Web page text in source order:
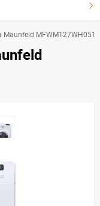
MFWM127WH051D